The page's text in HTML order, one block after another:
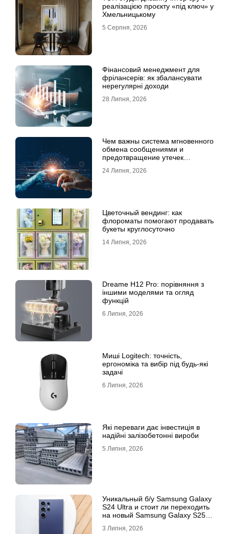
реалізацією проєкту «під ключ» у
Хмельницькому
5 Серпня, 2026
Фінансовий менеджмент для
фрілансерів: як збалансувати
нерегулярні доходи
28 Липня, 2026
Чем важны система мгновенного
обмена сообщениями и
предотвращение утечек
24 Липня, 2026
Цветочный вендинг: как
флороматы помогают продавать
букеты круглосуточно
14 Липня, 2026
Dreame H12 Pro: порівняння з
іншими моделями та огляд
функцій
6 Липня, 2026
Миші Logitech: точність,
ергономіка та вибір під будь-які
задачі
6 Липня, 2026
Які переваги дає інвестиція в
надійні залізобетонні вироби
5 Липня, 2026
Уникальный б/у Samsung Galaxy
S24 Ultra и стоит ли переходить
на новый Samsung Galaxy S25
3 Липня, 2026